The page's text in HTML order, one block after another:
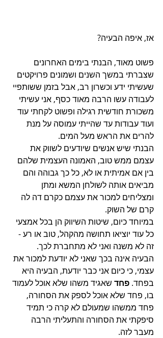
אז, איפה הבעיה?
פשוט מאוד, הבנתי בימים האחרונים
שצברתי במשך השנים ושמונים פרויקטים
שעשיתי ידע וכשרון רב, אבל בזמן ששותפיי
לעבודה עשו הרבה מאוד כסף, אני עשיתי
משכורת חודשית רגילה ופשוט לקחתי עוד
ועוד עבודות עד שהייתי עמוסה על מנת
להרים את הראש מעל המים.
הבנתי שיש אנשים שיודעים לשווק את
עצמם ממש טוב, האמונה העצמית שלהם
בין אם אמיתית או לא, כל כך גבוהה והם
מביאים אותה לשולחן המשא ומתן
ומצליחים למכור את עצמם כקרם דה לה
קרם של השוק.
במיוחד כיום, שיטות השיווק הן בכל אמצעי
כל עוד יוציאו תחושה מהקהל, טוב או רע -
זה לא משנה ואני לא מתחברת לכך.
הבעיה אינה בכך שאני לא יודעת למכור את
עצמי, כי כיום אני כבר יודעת, הבעיה היא
בפחד. פחד שאגיד משהו שלא אוכל לעמוד
בו, פחד שלא אוכל לספק את הסחורה,
פחד ממשהו שמעולם לא קרה כי תמיד
סיפקתי את הסחורה והתעליתי הרבה
מעבר לזה.